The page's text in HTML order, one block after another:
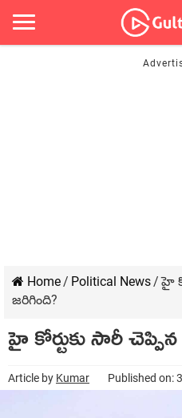
Home/ Political News/ హై
జరిగింది?
హై కోర్టుకు సారీ
Article by Kumar Published on: